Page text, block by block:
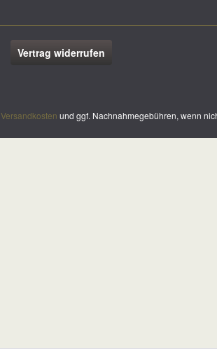
Vertrag widerrufen
Versandkosten und ggf. Nachnahmegebühren, wenn